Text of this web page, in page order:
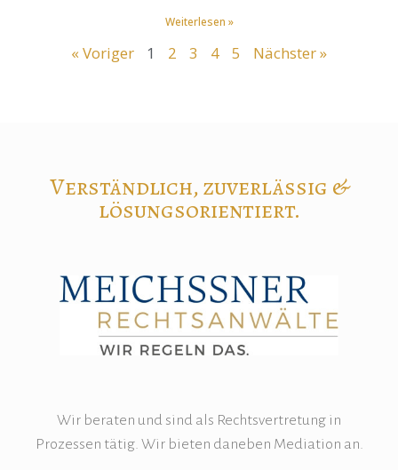
Weiterlesen »
« Voriger 1 2 3 4 5 Nächster »
Verständlich, zuverlässig &
lösungsorientiert.
Wir beraten und sind als Rechtsvertretung in
Prozessen tätig. Wir bieten daneben Mediation an.